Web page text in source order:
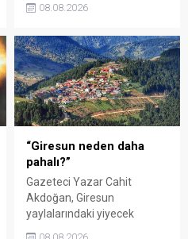
üzerinden iktidar
eleştirdi. Taşgöz, üreticinin
emeğinin karşılığını
alamadığını savunarak,
Giresun milletvekillerini
sessiz kalmakla suçladı.
08.08.2026
“Giresun neden daha
pahalı?”
Gazeteci Yazar Cahit
Akdoğan, Giresun
yaylalarındaki yiyecek
08.08.2026